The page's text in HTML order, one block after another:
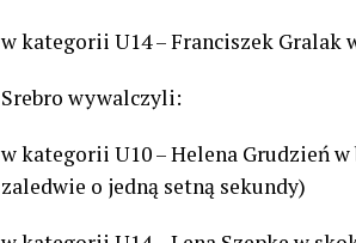
w kategorii U14 – Franciszek Gralak
Srebro wywalczyli:
w kategorii U10 – Helena Grudzień
zaledwie o jedną setną sekundy)